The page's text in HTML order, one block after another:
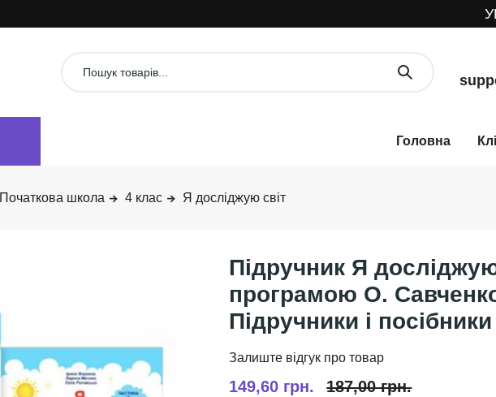
Початкова школа 4 клас Я досліджую світ
Підручник Я
програмою О.
Підручники і посібники
149,60 грн. 187,00 грн.